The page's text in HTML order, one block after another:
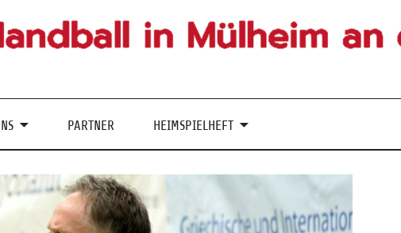
PARTNER HEIMSPIELHEFT